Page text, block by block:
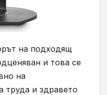
на подходящ
и това се
на
труда и здравето